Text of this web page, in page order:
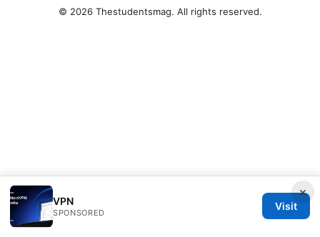
×
VPN
SPONSORED
Visit
© 2026 Thestudentsmag. All rights reserved.